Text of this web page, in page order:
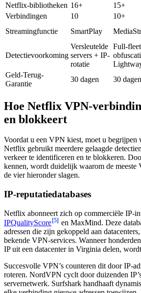
Netflix-bibliotheken 16+ 15+
Verbindingen
10 10+
Streamingfunctie
SmartPlay
Detectievoorkoming
Versleutelde
servers + IP-
rotatie
Full-fleet
Geld-Terug-
Garantie
30 dagen 30 dagen
Hoe Netflix VPN-
en blokkeert
Voordat u een VPN kiest, moet u begrijpen
Netflix gebruikt meerdere gelaagde
verkeer te identificeren en te blokkeren.
kennen, wordt duidelijk waarom de meeste
de vier hieronder slagen.
IP-reputatiedatabases
Netflix abonneert zich op commerciële IP-
IPQualityScore [5] en MaxMind. Deze
adressen die zijn gekoppeld aan
bekende VPN-services. Wanneer
IP uit een datacenter in Virginia delen,
Succesvolle VPN’s counteren dit door IP-
roteren. NordVPN cyclt door duizenden
servernetwerk. Surfshark handhaaft